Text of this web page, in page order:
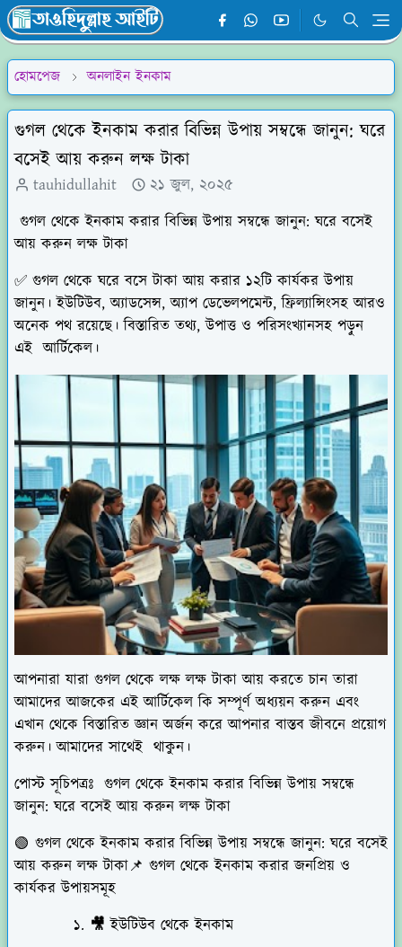
হোমপেজ অনলাইন ইনকাম
গুগল থেকে ইনকাম করার বিভিন্ন উপায় সম্বন্ধে জানুন: ঘরে
বসেই আয় করুন লক্ষ টাকা
tauhidullahit
২১ জুল, ২০২৫
গুগল থেকে ইনকাম করার বিভিন্ন উপায় সম্বন্ধে জানুন: ঘরে বসেই
আয় করুন লক্ষ টাকা
✅ গুগল থেকে ঘরে বসে টাকা আয় করার ১২টি কার্যকর উপায়
জানুন। ইউটিউব, অ্যাডসেন্স, অ্যাপ ডেভেলপমেন্ট, ফ্রিল্যান্সিংসহ আরও
অনেক পথ রয়েছে। বিস্তারিত তথ্য, উপাত্ত ও পরিসংখ্যানসহ পড়ুন
এই আর্টিকেল।
আপনারা যারা গুগল থেকে লক্ষ লক্ষ টাকা আয় করতে চান তারা
আমাদের আজকের এই আর্টিকেল কি সম্পূর্ণ অধ্যয়ন করুন এবং
এখান থেকে বিস্তারিত জ্ঞান অর্জন করে আপনার বাস্তব জীবনে প্রয়োগ
করুন। আমাদের সাথেই থাকুন।
পোস্ট সূচিপত্রঃ গুগল থেকে ইনকাম করার বিভিন্ন উপায় সম্বন্ধে
জানুন: ঘরে বসেই আয় করুন লক্ষ টাকা
🟢 গুগল থেকে ইনকাম করার বিভিন্ন উপায় সম্বন্ধে জানুন: ঘরে বসেই
আয় করুন লক্ষ টাকা📌 গুগল থেকে ইনকাম করার জনপ্রিয় ও
কার্যকর উপায়সমূহ
১. 🎥 ইউটিউব থেকে ইনকাম